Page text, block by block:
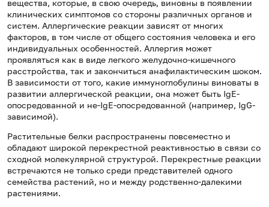
вещества, которые, в свою очередь, виновны в появлении
клинических симптомов со стороны различных органов и
систем. Аллергические реакции зависят от многих
факторов, в том числе от общего состояния человека и его
индивидуальных особенностей. Аллергия может
проявляться как в виде легкого желудочно-кишечного
расстройства, так и закончиться анафилактическим шоком.
В зависимости от того, какие иммуноглобулины виноваты в
развитии аллергической реакции, она может быть IgE-
опосредованной и не-IgE-опосредованной (например, IgG-
зависимой).
Растительные белки распространены повсеместно и
обладают широкой перекрестной реактивностью в связи со
сходной молекулярной структурой. Перекрестные реакции
встречаются не только среди представителей одного
семейства растений, но и между родственно-далекими
растениями.